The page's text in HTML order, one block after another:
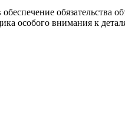
обязательства
особого внимания к